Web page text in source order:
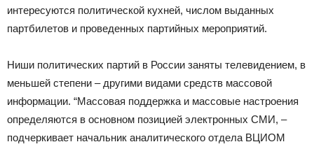
интересуются политической кухней, числом выданных
партбилетов и проведенных партийных мероприятий.
Ниши политических партий в России заняты телевидением, в
меньшей степени – другими видами средств массовой
информации. “Массовая поддержка и массовые настроения
определяются в основном позицией электронных СМИ, –
подчеркивает начальник аналитического отдела ВЦИОМ